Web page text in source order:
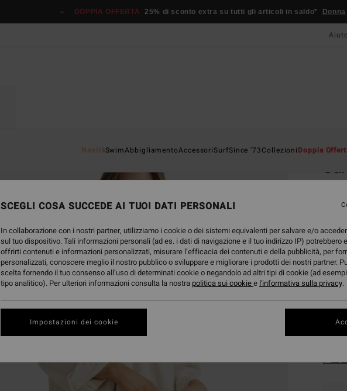
DOPPIA OFFERTA 25% di sconto extra su tutti gli articoli in saldo* Donna
NovitàSwimAbbigliamentoAccessoriSurfSince '73CollezioniDoppia
SCEGLI COSA SUCCEDE AI TUOI DATI PERSONALI
In collaborazione con i nostri partner, utilizziamo i cookie o dei sistemi equivalenti per salvare e/o
sul tuo dispositivo. Tali informazioni personali (ad es. i dati di navigazione e il tuo indirizzo IP) potrebbero
offrirti contenuti e informazioni personalizzati, misurare l’efficacia dei contenuti e della pubblicità, per
personalizzati, conoscere meglio il nostro pubblico o sviluppare e migliorare i prodotti dei nostri partner.
scelta fornendo il tuo consenso all’uso di determinati cookie o negandolo ad altri tipi di cookie (ad
tipo analitico). Per ulteriori informazioni consulta la nostra politica sui cookiee l'informativa sulla privacy.
Impostazioni dei cookie